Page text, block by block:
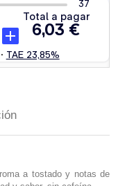
a tostado y notas de